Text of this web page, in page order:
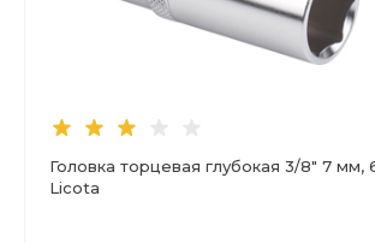
Головка торцевая глубокая 3/8" 7 мм,
Licota